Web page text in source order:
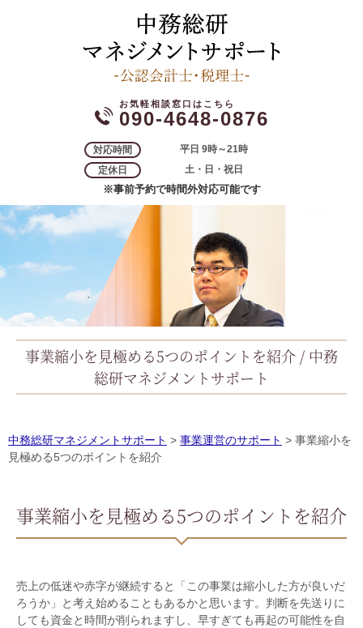
090-4648-0876
対応時間
平日 9時～21時
定休日
土・日・祝日
※事前予約で時間外対応可能です
事業縮小を見極める5つのポイントを紹介 / 中務
総研マネジメントサポート
中務総研マネジメントサポート > 事業運営のサポート > 事業縮小を
見極める5つのポイントを紹介
事業縮小を見極める5つのポイントを紹介
売上の低迷や赤字が継続すると「この事業は縮小した方が良いだ
ろうか」と考え始めることもあるかと思います。判断を先送りに
しても資金と時間が削られますし、早すぎても再起の可能性を自